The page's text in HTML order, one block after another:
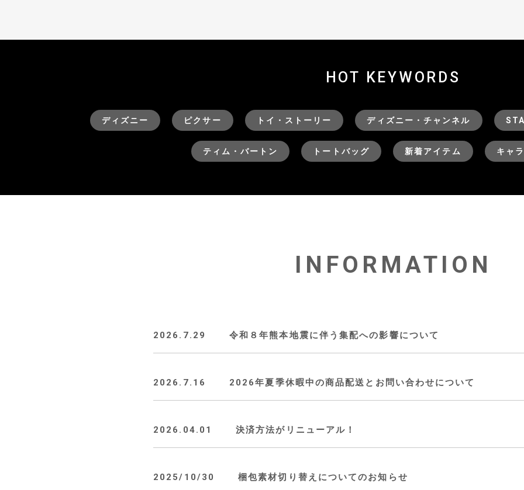
HOT KEYWORDS
ディズニー ピクサー トイ・ストーリー ディズニー・チャンネル
ティム・バートン トートバッグ 新着アイテム キャ
INFORMATION
2026.7.29 令和８年熊本地震に伴う集配への影響について
2026.7.16 2026年夏季休暇中の商品配送とお問い合わせについて
2026.04.01 決済方法がリニューアル！
2025/10/30 梱包素材切り替えについてのお知らせ